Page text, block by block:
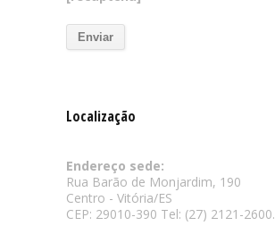
Localização
Endereço sede:
Rua Barão de Monjardim, 190
Centro - Vitória/ES
CEP: 29010-390 Tel: (27) 2121-2600.